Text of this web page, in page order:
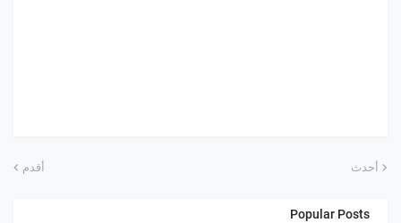
أحدث أقدم
Popular Posts